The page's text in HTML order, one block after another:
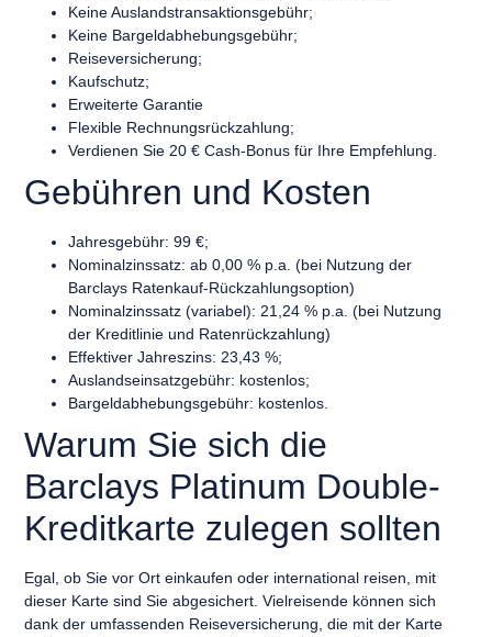
Keine Auslandstransaktionsgebühr;
Keine Bargeldabhebungsgebühr;
Reiseversicherung;
Kaufschutz;
Erweiterte Garantie
Flexible Rechnungsrückzahlung;
Verdienen Sie 20 € Cash-Bonus für Ihre Empfehlung.
Gebühren und Kosten
Jahresgebühr: 99 €;
Nominalzinssatz: ab 0,00 % p.a. (bei Nutzung der
Barclays Ratenkauf-Rückzahlungsoption)
Nominalzinssatz (variabel): 21,24 % p.a. (bei Nutzung
der Kreditlinie und Ratenrückzahlung)
Effektiver Jahreszins: 23,43 %;
Auslandseinsatzgebühr: kostenlos;
Bargeldabhebungsgebühr: kostenlos.
Warum Sie sich die
Barclays Platinum Double-
Kreditkarte zulegen sollten
Egal, ob Sie vor Ort einkaufen oder international reisen, mit
dieser Karte sind Sie abgesichert. Vielreisende können sich
dank der umfassenden Reiseversicherung, die mit der Karte